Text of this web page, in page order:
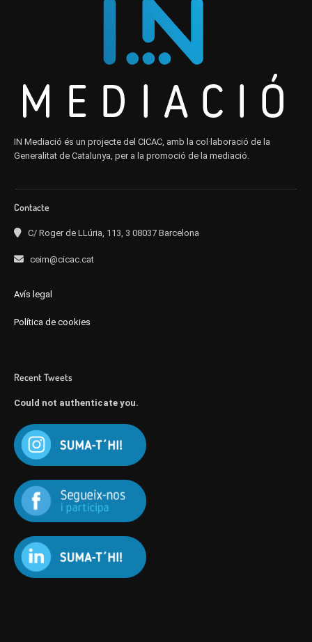
IN Mediació és un projecte del CICAC, amb la col·laboració de la
Generalitat de Catalunya, per a la promoció de la mediació.
Contacte
C/ Roger de LLúria, 113, 3 08037 Barcelona
ceim@cicac.cat
Avís legal
Política de cookies
Recent Tweets
Could not authenticate you.